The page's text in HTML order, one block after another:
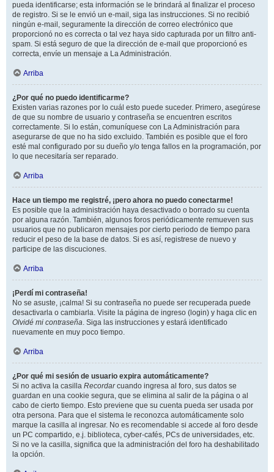
pueda identificarse; esta información se le brindará al finalizar el proceso
de registro. Si se le envió un e-mail, siga las instrucciones. Si no recibió
ningún e-mail, seguramente la dirección de correo electrónico que
proporcionó no es correcta o tal vez haya sido capturada por un filtro anti-
spam. Si está seguro de que la dirección de e-mail que proporcionó es
correcta, envíe un mensaje a La Administración.
Arriba
¿Por qué no puedo identificarme?
Existen varias razones por lo cuál esto puede suceder. Primero, asegúrese
de que su nombre de usuario y contraseña se encuentren escritos
correctamente. Si lo están, comuníquese con La Administración para
asegurarse de que no ha sido excluido. También es posible que el foro
esté mal configurado por su dueño y/o tenga fallos en la programación, por
lo que necesitaría ser reparado.
Arriba
Hace un tiempo me registré, ¡pero ahora no puedo conectarme!
Es posible que la administración haya desactivado o borrado su cuenta
por alguna razón. También, algunos foros periódicamente remueven sus
usuarios que no publicaron mensajes por cierto periodo de tiempo para
reducir el peso de la base de datos. Si es así, registrese de nuevo y
participe de las discuciones.
Arriba
¡Perdí mi contraseña!
No se asuste, ¡calma! Si su contraseña no puede ser recuperada puede
desactivarla o cambiarla. Visite la página de ingreso (login) y haga clic en
Olvidé mi contraseña. Siga las instrucciones y estará identificado
nuevamente en muy poco tiempo.
Arriba
¿Por qué mi sesión de usuario expira automáticamente?
Si no activa la casilla Recordarcuando ingresa al foro, sus datos se
guardan en una cookie segura, que se elimina al salir de la página o al
cabo de cierto tiempo. Esto previene que su cuenta pueda ser usada por
otra persona. Para que el sistema le reconozca automáticamente solo
marque la casilla al ingresar. No es recomendable si accede al foro desde
un PC compartido, e.j. biblioteca, cyber-cafés, PCs de universidades, etc.
Si no ve la casilla, significa que la administración del foro ha deshabilitado
la opción.